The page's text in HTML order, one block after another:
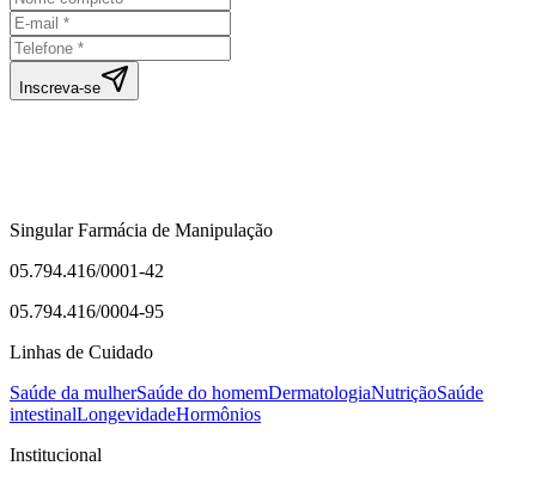
Inscreva-se
Singular Farmácia de Manipulação
05.794.416/0001-42
05.794.416/0004-95
Linhas de Cuidado
Saúde da mulherSaúde do homemDermatologiaNutriçãoSaúde
intestinalLongevidadeHormônios
Institucional